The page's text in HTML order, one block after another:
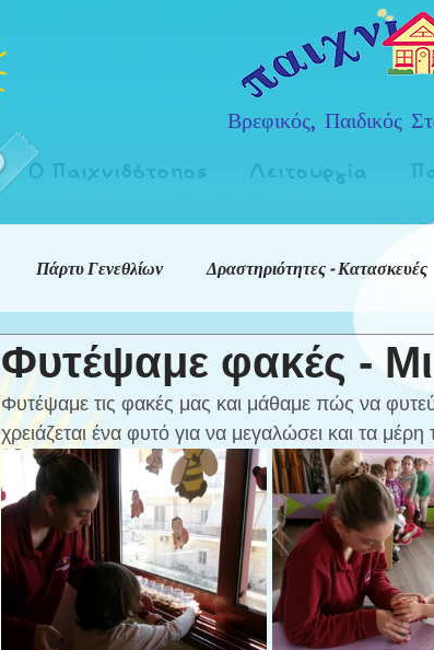
Βρεφικός, Παιδικός
Ο Παιχνιδότοπος Λειτουργία
Πάρτυ Γενεθλίων Δραστηριότητες - Κατασκευές
Φυτέψαμε φακές -
Φυτέψαμε τις φακές μας και μάθαμε πώς να
χρειάζεται ένα φυτό για να μεγαλώσει και τα